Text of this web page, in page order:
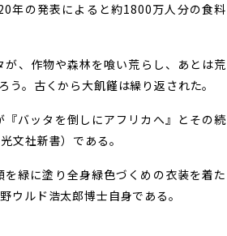
年の発表によると約1800万人分の食料
、作物や森林を喰い荒らし、あとは荒
。古くから大飢饉は繰り返された。
バッタを倒しにアフリカへ』とその続
社新書）である。
緑に塗り全身緑色づくめの衣装を着た
ウルド浩太郎博士自身である。